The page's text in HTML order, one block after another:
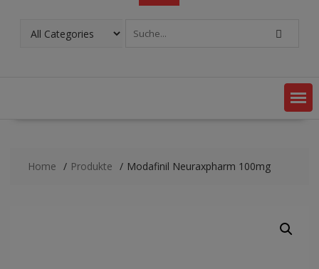
Home Produkte Modafinil Neuraxpharm 100mg